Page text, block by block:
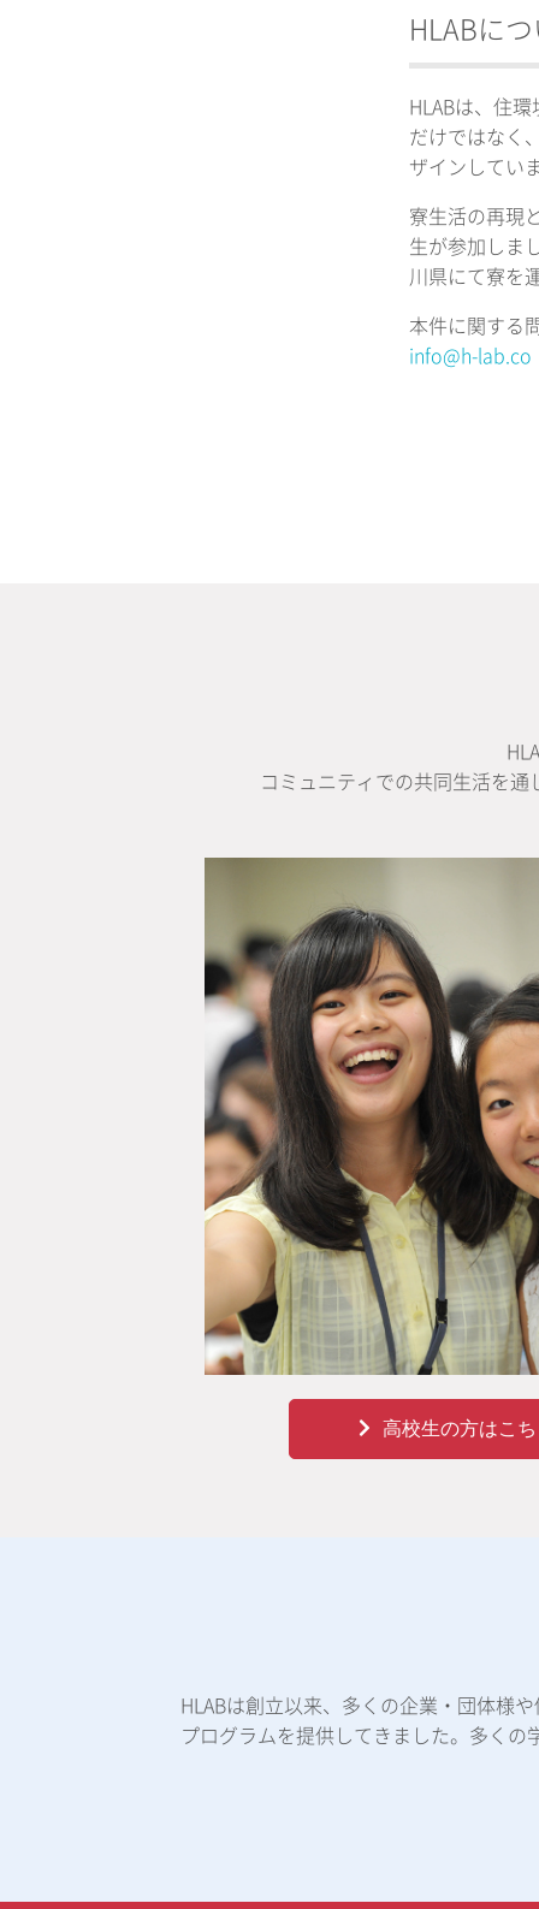
HLABに
HLABは、住
だけではなく
ザインしてい
寮生活の再現
生が参加しま
川県にて寮を
本件に関する
info@h-lab.co
コミュニティでの共同生活を
高校生の方はこ
HLABは創立以来、多くの企業・団体様
プログラムを提供してきました。多く